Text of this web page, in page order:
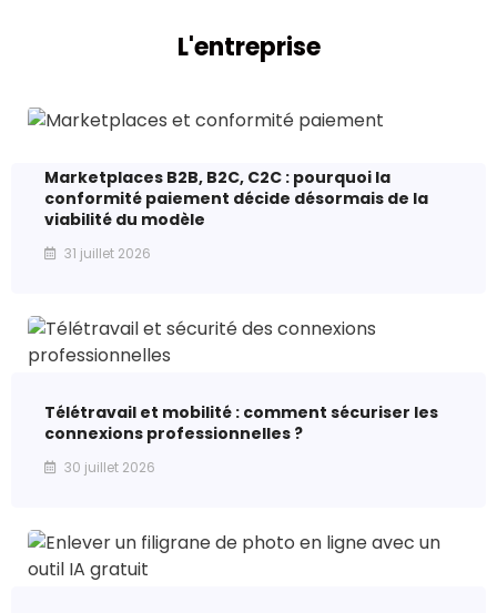
L'entreprise
Marketplaces B2B, B2C, C2C : pourquoi la
conformité paiement décide désormais de la
viabilité du modèle
31 juillet 2026
Télétravail et mobilité : comment sécuriser les
connexions professionnelles ?
30 juillet 2026